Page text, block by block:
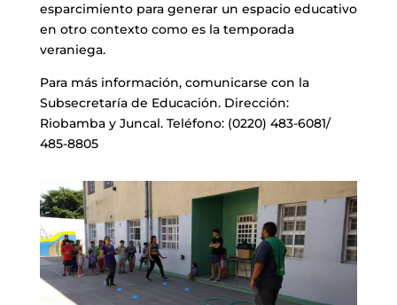
esparcimiento para generar un espacio educativo
en otro contexto como es la temporada
veraniega.
Para más información, comunicarse con la
Subsecretaría de Educación. Dirección:
Riobamba y Juncal. Teléfono: (0220) 483-6081/
485-8805